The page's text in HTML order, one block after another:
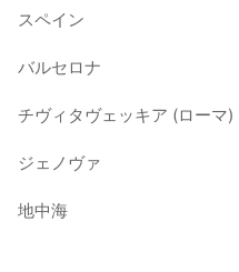
スペイン
バルセロナ
チヴィタヴェッキア (ローマ)
ジェノヴァ
地中海